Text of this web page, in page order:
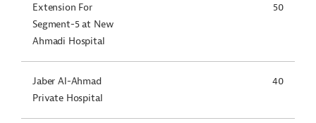
Extension For
Segment-5 at New
Ahmadi Hospital
50
Jaber Al-Ahmad
Private Hospital
40